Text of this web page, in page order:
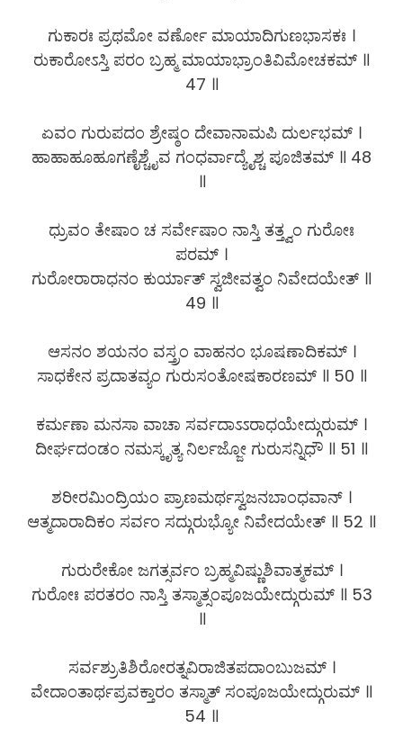
ಗುಕಾರಃ ಪ್ರಥಮೋ ವರ್ಣೋ ಮಾಯಾದಿಗುಣಭಾಸಕಃ ।
ರುಕಾರೋಽಸ್ತಿ ಪರಂ ಬ್ರಹ್ಮ ಮಾಯಾಭ್ರಾಂತಿವಿಮೋಚಕಮ್ ॥
47 ॥
ಏವಂ ಗುರುಪದಂ ಶ್ರೇಷ್ಠಂ ದೇವಾನಾಮಪಿ ದುರ್ಲಭಮ್ ।
ಹಾಹಾಹೂಹೂಗಣೈಶ್ಚೈವ ಗಂಧರ್ವಾದ್ಯೈಶ್ಚ ಪೂಜಿತಮ್ ॥ 48
॥
ಧ್ರುವಂ ತೇಷಾಂ ಚ ಸರ್ವೇಷಾಂ ನಾಸ್ತಿ ತತ್ತ್ವಂ ಗುರೋಃ
ಪರಮ್ ।
ಗುರೋರಾರಾಧನಂ ಕುರ್ಯಾತ್ ಸ್ವಜೀವತ್ವಂ ನಿವೇದಯೇತ್ ॥
49 ॥
ಆಸನಂ ಶಯನಂ ವಸ್ತ್ರಂ ವಾಹನಂ ಭೂಷಣಾದಿಕಮ್ ।
ಸಾಧಕೇನ ಪ್ರದಾತವ್ಯಂ ಗುರುಸಂತೋಷಕಾರಣಮ್ ॥ 50 ॥
ಕರ್ಮಣಾ ಮನಸಾ ವಾಚಾ ಸರ್ವದಾಽಽರಾಧಯೇದ್ಗುರುಮ್ ।
ದೀರ್ಘದಂಡಂ ನಮಸ್ಕೃತ್ಯ ನಿರ್ಲಜ್ಜೋ ಗುರುಸನ್ನಿಧೌ ॥ 51 ॥
ಶರೀರಮಿಂದ್ರಿಯಂ ಪ್ರಾಣಮರ್ಥಸ್ವಜನಬಾಂಧವಾನ್ ।
ಆತ್ಮದಾರಾದಿಕಂ ಸರ್ವಂ ಸದ್ಗುರುಭ್ಯೋ ನಿವೇದಯೇತ್ ॥ 52 ॥
ಗುರುರೇಕೋ ಜಗತ್ಸರ್ವಂ ಬ್ರಹ್ಮವಿಷ್ಣುಶಿವಾತ್ಮಕಮ್ ।
ಗುರೋಃ ಪರತರಂ ನಾಸ್ತಿ ತಸ್ಮಾತ್ಸಂಪೂಜಯೇದ್ಗುರುಮ್ ॥ 53
॥
ಸರ್ವಶ್ರುತಿಶಿರೋರತ್ನವಿರಾಜಿತಪದಾಂಬುಜಮ್ ।
ವೇದಾಂತಾರ್ಥಪ್ರವಕ್ತಾರಂ ತಸ್ಮಾತ್ ಸಂಪೂಜಯೇದ್ಗುರುಮ್ ॥
54 ॥